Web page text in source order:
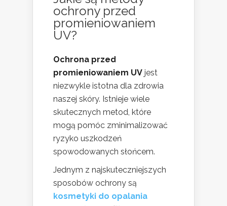
ochrony przed
promieniowaniem
UV?
Ochrona przed
promieniowaniem UV jest
niezwykle istotna dla zdrowia
naszej skóry. Istnieje wiele
skutecznych metod, które
mogą pomóc zminimalizować
ryzyko uszkodzeń
spowodowanych słońcem.
Jednym z najskuteczniejszych
sposobów ochrony są
kosmetyki do opalania